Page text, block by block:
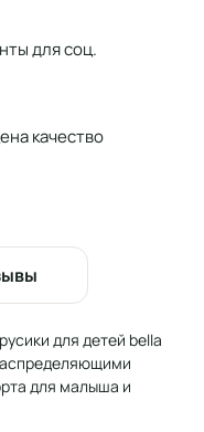
для соц.
качество
для детей bella
для малыша и